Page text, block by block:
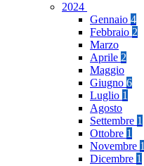
2024
Gennaio 4
Febbraio 2
Marzo
Aprile 2
Maggio
Giugno 6
Luglio 1
Agosto
Settembre 1
Ottobre 1
Novembre 1
Dicembre 1